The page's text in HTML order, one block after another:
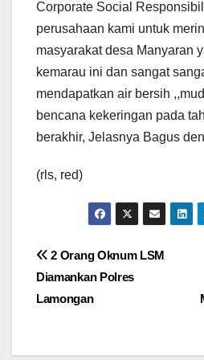
Corporate Social
perusahaan kami untuk
masyarakat desa Manyaran
kemarau ini dan sangat
mendapatkan air bersih
bencana kekeringan pada
berakhir, Jelasnya Bagus
(rls, red)
Navigasi
pos
2 Orang Oknum LSM
Diamankan Polres
Lamongan